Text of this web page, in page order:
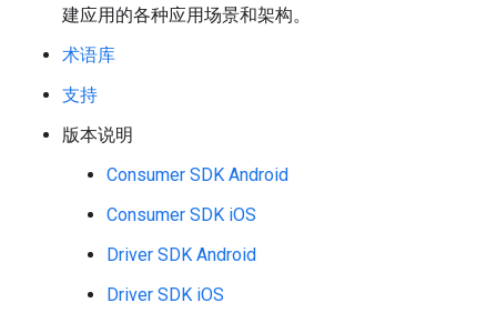
建应用的各种应用场景和架构。
术语库
支持
版本说明
Consumer SDK Android
Consumer SDK iOS
Driver SDK Android
Driver SDK iOS